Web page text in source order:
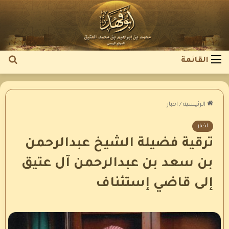
القائمة
الرئيسية / اخبار
اخبار
ترقية فضيلة الشيخ عبدالرحمن
بن سعد بن عبدالرحمن آل عتيق
إلى قاضي إستئناف